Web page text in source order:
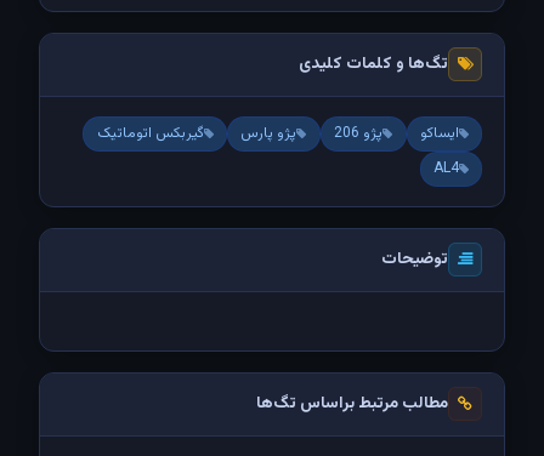
تگ‌ها و کلمات کلیدی
ایساکو پژو 206 پژو پارس
گیربکس اتوماتیک
AL4
توضیحات
مطالب مرتبط براساس تگ‌ها